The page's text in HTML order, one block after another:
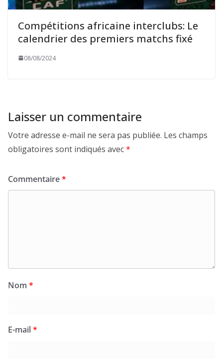
Compétitions africaine interclubs: Le
calendrier des premiers matchs fixé
08/08/2024
Laisser un commentaire
Votre adresse e-mail ne sera pas publiée. Les champs
obligatoires sont indiqués avec*
Commentaire*
Nom *
E-mail*